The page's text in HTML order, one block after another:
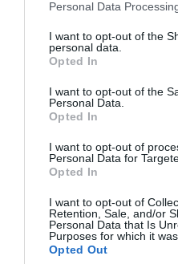
not limited to your visit or
grant or deny consent to
use your data for below
consent section.
Personal Data
I want to opt-out of the
personal data.
Opted In
I want to opt-out of the
Personal Data.
Opted In
I want to opt-out of
Personal Data for
Opted In
I want to opt-out of
Retention, Sale, and/or
Personal Data that Is
Purposes for which it
Opted Out
«πράσινο» MVP
Η Εθνική ομάδα πόλο
σύνθεσή της και MVP τον
04.08.2026 ΑΚΑΔΗΜΙΑ ΠΟΛΟ